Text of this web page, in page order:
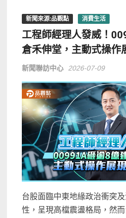
新聞來源:品觀點 消費生活
工程師經理人發威！
倉禾伸堂，主動式操作
新聞聯訪中心 2026-07-09
台股面臨中東地緣政治衝突
性，呈現高檔震盪格局，然